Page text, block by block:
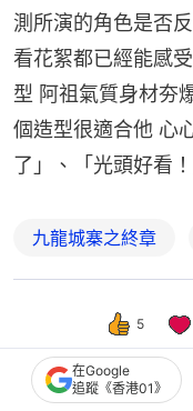
測所演的角色是否
看花絮都已經能感
型 阿祖氣質身材夯
個造型很適合他 心
了」、「光頭好看！
九龍城寨之終章
5
在Google
追蹤《香港01》